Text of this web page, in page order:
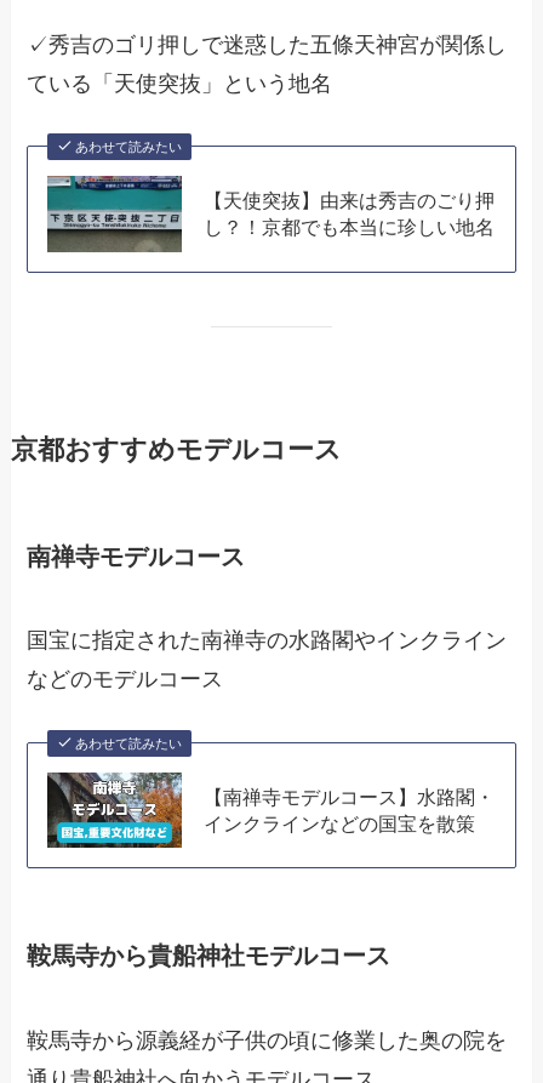
✓秀吉のゴリ押しで迷惑した五條天神宮が関係し
ている「天使突抜」という地名
あわせて読みたい
【天使突抜】由来は秀吉のごり押
し？！京都でも本当に珍しい地名
京都おすすめモデルコース
南禅寺モデルコース
国宝に指定された南禅寺の水路閣やインクライン
などのモデルコース
あわせて読みたい
【南禅寺モデルコース】水路閣・
インクラインなどの国宝を散策
鞍馬寺から貴船神社モデルコース
鞍馬寺から源義経が子供の頃に修業した奥の院を